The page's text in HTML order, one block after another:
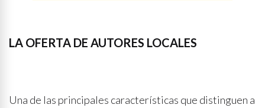
LA OFERTA DE AUTORES LOCALES
Una de las principales características que distinguen a